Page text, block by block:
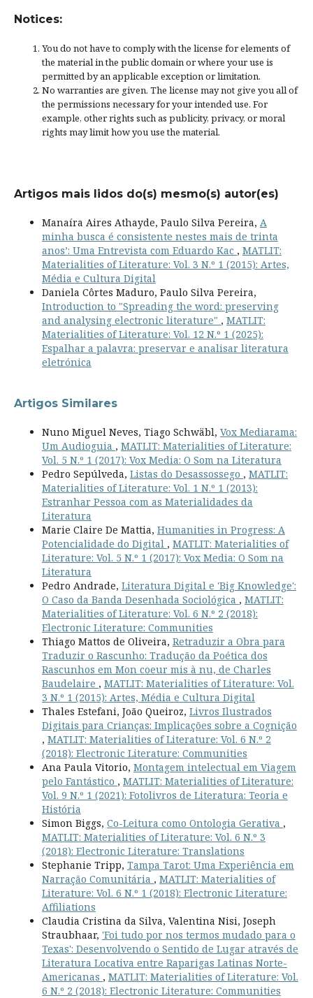
Notices:
You do not have to comply with the license for elements of
the material in the public domain or where your use is
permitted by an applicable exception or limitation.
No warranties are given. The license may not give you all of
the permissions necessary for your intended use. For
example, other rights such as publicity, privacy, or moral
rights may limit how you use the material.
Artigos mais lidos do(s) mesmo(s) autor(es)
Manaíra Aires Athayde, Paulo Silva Pereira, A
minha busca é consistente nestes mais de trinta
anos’: Uma Entrevista com Eduardo Kac , MATLIT:
Materialities of Literature: Vol. 3 N.º 1 (2015): Artes,
Média e Cultura Digital
Daniela Côrtes Maduro, Paulo Silva Pereira,
Introduction to "Spreading the word: preserving
and analysing electronic literature" , MATLIT:
Materialities of Literature: Vol. 12 N.º 1 (2025):
Espalhar a palavra: preservar e analisar literatura
eletrónica
Artigos Similares
Nuno Miguel Neves, Tiago Schwäbl, Vox Mediarama:
Um Audioguia , MATLIT: Materialities of Literature:
Vol. 5 N.º 1 (2017): Vox Media: O Som na Literatura
Pedro Sepúlveda, Listas do Desassossego , MATLIT:
Materialities of Literature: Vol. 1 N.º 1 (2013):
Estranhar Pessoa com as Materialidades da
Literatura
Marie Claire De Mattia, Humanities in Progress: A
Potencialidade do Digital , MATLIT: Materialities of
Literature: Vol. 5 N.º 1 (2017): Vox Media: O Som na
Literatura
Pedro Andrade, Literatura Digital e 'Big Knowledge':
O Caso da Banda Desenhada Sociológica , MATLIT:
Materialities of Literature: Vol. 6 N.º 2 (2018):
Electronic Literature: Communities
Thiago Mattos de Oliveira, Retraduzir a Obra para
Traduzir o Rascunho: Tradução da Poética dos
Rascunhos em Mon coeur mis à nu, de Charles
Baudelaire , MATLIT: Materialities of Literature: Vol.
3 N.º 1 (2015): Artes, Média e Cultura Digital
Thales Estefani, João Queiroz, Livros Ilustrados
Digitais para Crianças: Implicações sobre a Cognição
, MATLIT: Materialities of Literature: Vol. 6 N.º 2
(2018): Electronic Literature: Communities
Ana Paula Vitorio, Montagem intelectual em Viagem
pelo Fantástico , MATLIT: Materialities of Literature:
Vol. 9 N.º 1 (2021): Fotolivros de Literatura: Teoria e
História
Simon Biggs, Co-Leitura como Ontologia Gerativa ,
MATLIT: Materialities of Literature: Vol. 6 N.º 3
(2018): Electronic Literature: Translations
Stephanie Tripp, Tampa Tarot: Uma Experiência em
Narração Comunitária , MATLIT: Materialities of
Literature: Vol. 6 N.º 1 (2018): Electronic Literature:
Affiliations
Claudia Cristina da Silva, Valentina Nisi, Joseph
Straubhaar, 'Foi tudo por nos termos mudado para o
Texas': Desenvolvendo o Sentido de Lugar através de
Literatura Locativa entre Raparigas Latinas Norte-
Americanas , MATLIT: Materialities of Literature: Vol.
6 N.º 2 (2018): Electronic Literature: Communities